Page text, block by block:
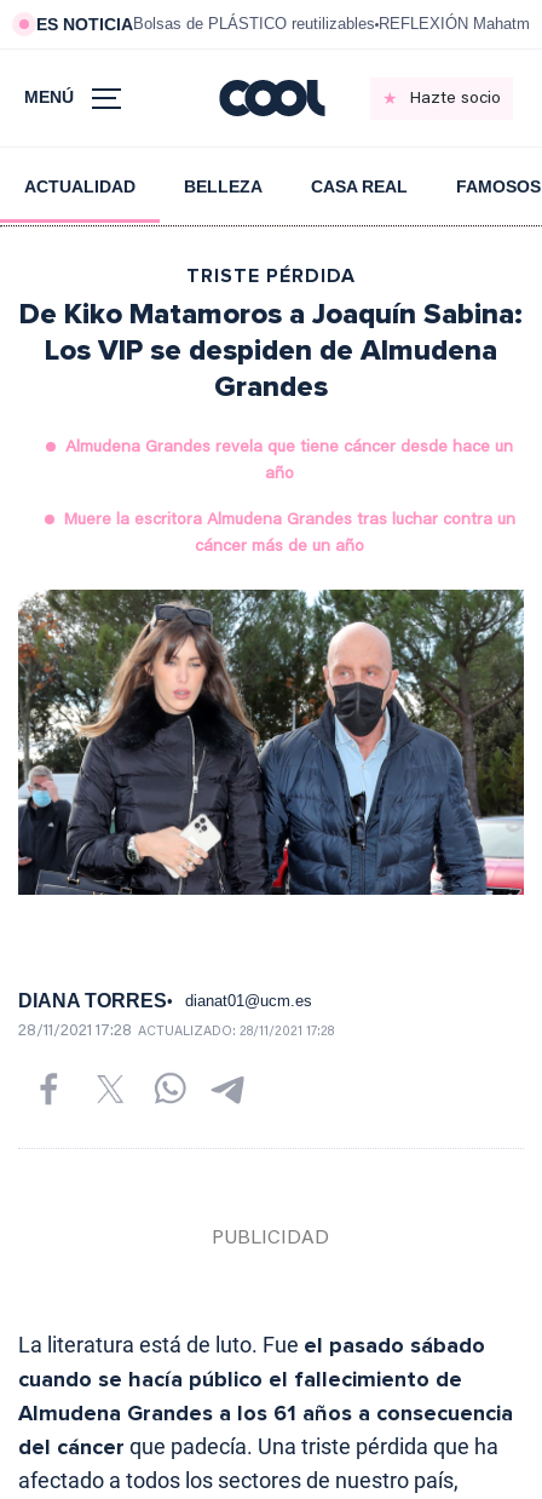
ES NOTICIABolsas de PLÁSTICO reutilizables REFLEXIÓN
MENÚ Hazte socio
ACTUALIDAD BELLEZA CASA REAL FAMOSOS
TRISTE PÉRDIDA
De Kiko Matamoros a Joaquín Sabina:
Los VIP se despiden de Almudena
Grandes
Almudena Grandes revela que tiene cáncer desde hace un
año
Muere la escritora Almudena Grandes tras luchar contra un
cáncer más de un año
DIANA TORRES dianat01@ucm.es
28/11/2021 17:28 ACTUALIZADO: 28/11/2021 17:28
La literatura está de luto. Fue el pasado sábado
cuando se hacía público el fallecimiento de
Almudena Grandes a los 61 años a consecuencia
del cáncer que padecía. Una triste pérdida que ha
afectado a todos los sectores de nuestro país,